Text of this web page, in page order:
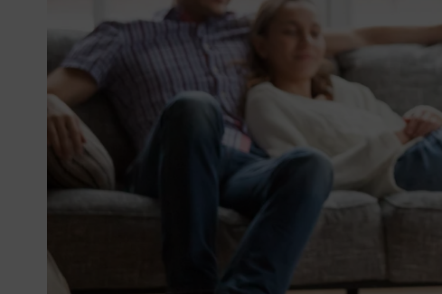
Wissen spart Steuern
Unternehmensmanagement